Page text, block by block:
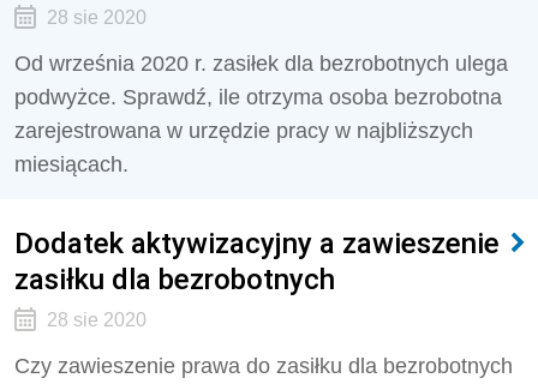
28 sie 2020
Od września 2020 r. zasiłek dla bezrobotnych ulega
podwyżce. Sprawdź, ile otrzyma osoba bezrobotna
zarejestrowana w urzędzie pracy w najbliższych
miesiącach.
Dodatek aktywizacyjny a zawieszenie
zasiłku dla bezrobotnych
28 sie 2020
Czy zawieszenie prawa do zasiłku dla bezrobotnych